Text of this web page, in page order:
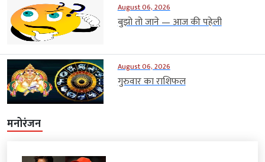
August 06, 2026
बुझो तो जाने — आज की पहेली
August 06, 2026
गुरुवार का राशिफल
मनोरंजन